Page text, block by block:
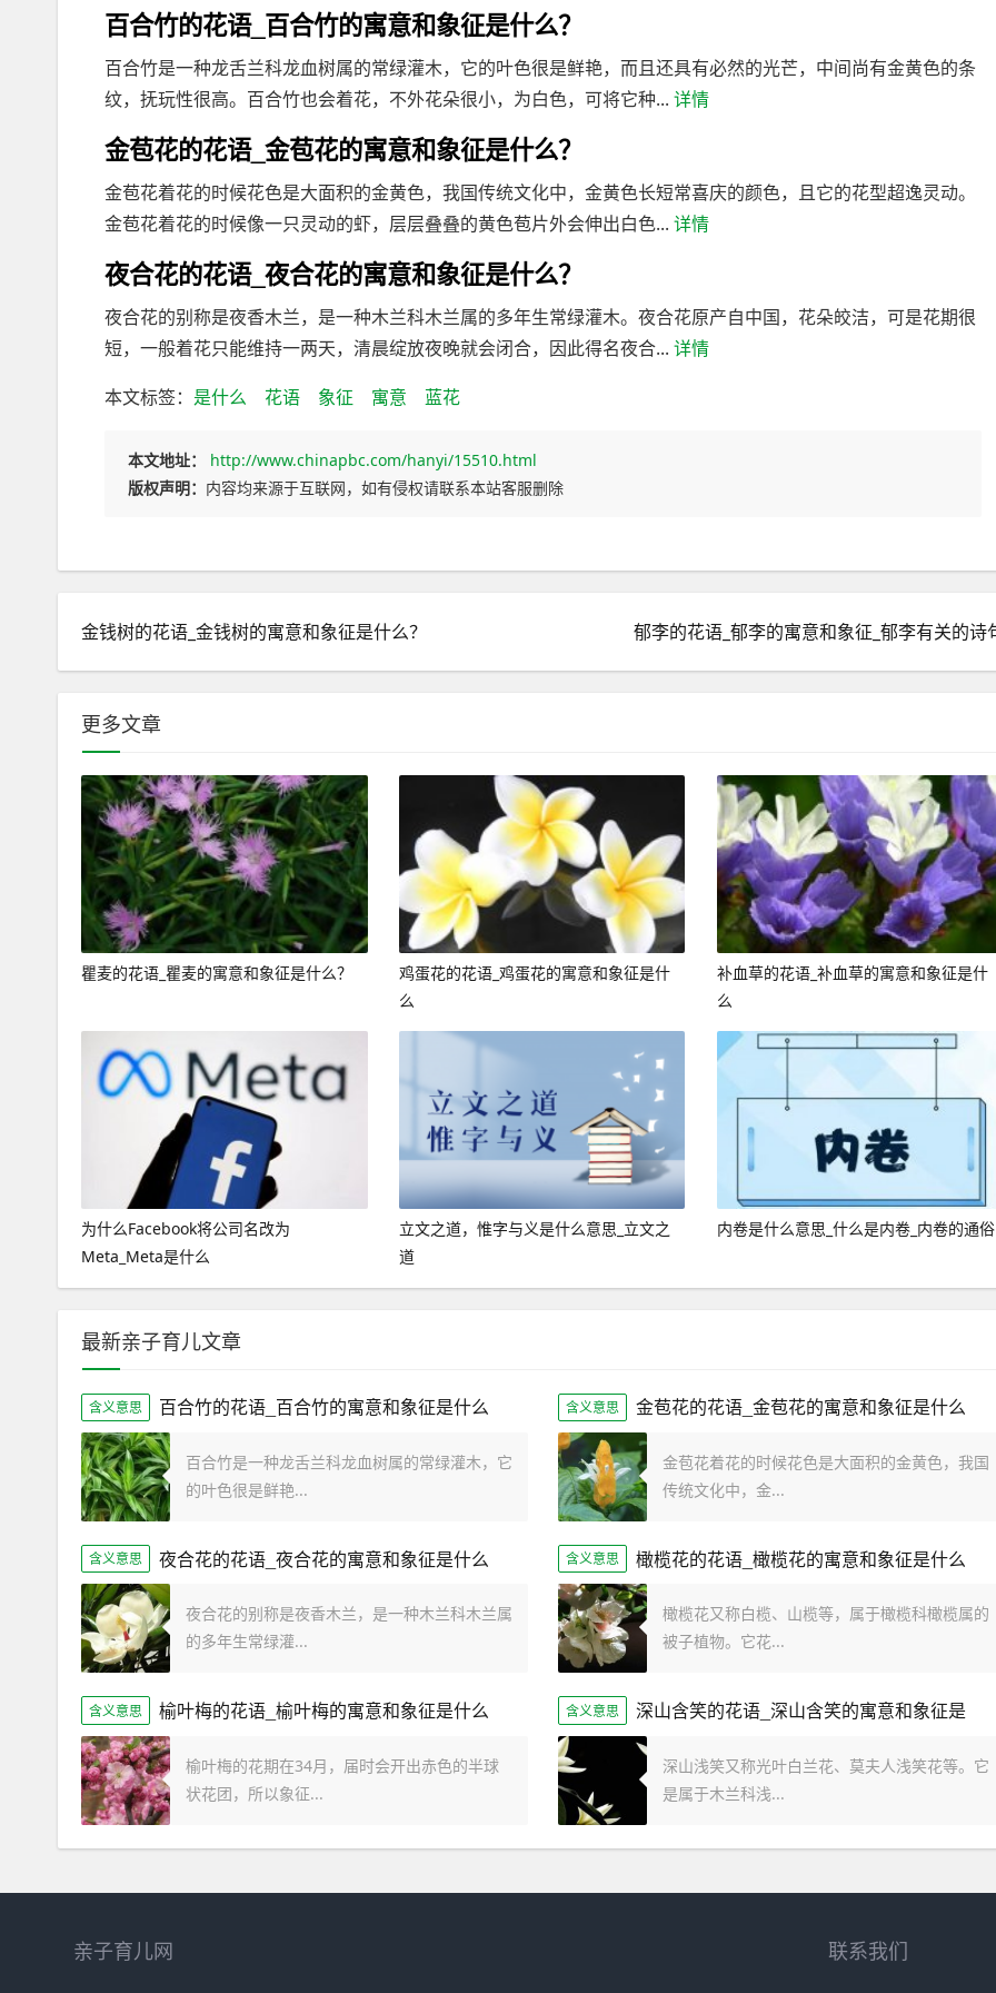
百合竹的花语_百合竹的寓意和象征是什么？
百合竹是一种龙舌兰科龙血树属的常绿灌木，它的叶色很是鲜艳，而且还具有必然的光芒，中间尚有金黄色的条
纹，抚玩性很高。百合竹也会着花，不外花朵很小，为白色，可将它种... 详情
金苞花的花语_金苞花的寓意和象征是什么？
金苞花着花的时候花色是大面积的金黄色，我国传统文化中，金黄色长短常喜庆的颜色，且它的花型超逸灵动。
金苞花着花的时候像一只灵动的虾，层层叠叠的黄色苞片外会伸出白色... 详情
夜合花的花语_夜合花的寓意和象征是什么？
夜合花的别称是夜香木兰，是一种木兰科木兰属的多年生常绿灌木。夜合花原产自中国，花朵皎洁，可是花期很
短，一般着花只能维持一两天，清晨绽放夜晚就会闭合，因此得名夜合... 详情
本文标签： 是什么 花语 象征 寓意 蓝花
本文地址：
http://www.chinapbc.com/hanyi/15510.html
版权声明： 内容均来源于互联网，如有侵权请联系本站客服删除
金钱树的花语_金钱树的寓意和象征是什么？ 郁李的花语_郁李的寓意和象征_郁李有关的诗
更多文章
瞿麦的花语_瞿麦的寓意和象征是什么？
鸡蛋花的花语_鸡蛋花的寓意和象征是什
么
补血草的花语_补血草的寓意和象征是什
么
为什么Facebook将公司名改为
Meta_Meta是什么
立文之道，惟字与义是什么意思_立文之
道
内卷是什么意思_什么是内卷_内卷的通俗
最新亲子育儿文章
含义意思 百合竹的花语_百合竹的寓意和象征是什么
百合竹是一种龙舌兰科龙血树属的常绿灌木，它
的叶色很是鲜艳...
含义意思 金苞花的花语_金苞花的寓意和象征是什么
金苞花着花的时候花色是大面积的金黄色，我国
传统文化中，金...
含义意思 夜合花的花语_夜合花的寓意和象征是什么
夜合花的别称是夜香木兰，是一种木兰科木兰属
的多年生常绿灌...
含义意思 橄榄花的花语_橄榄花的寓意和象征是什么
橄榄花又称白榄、山榄等，属于橄榄科橄榄属的
被子植物。它花...
含义意思 榆叶梅的花语_榆叶梅的寓意和象征是什么
榆叶梅的花期在34月，届时会开出赤色的半球
状花团，所以象征...
含义意思 深山含笑的花语_深山含笑的寓意和象征是
深山浅笑又称光叶白兰花、莫夫人浅笑花等。它
是属于木兰科浅...
亲子育儿网 联系我们